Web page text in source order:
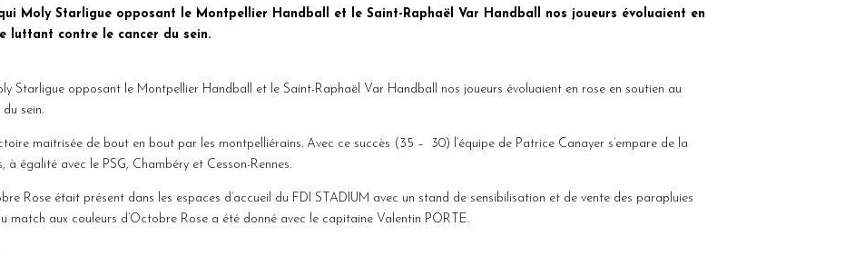
Moly Starligue opposant le Montpellier Handball et le Saint-Raphaël Var Handball nos joueurs évoluaient en
luttant contre le cancer du sein.
Starligue opposant le Montpellier Handball et le Saint-Raphaël Var Handball nos joueurs évoluaient en rose en soutien au
sein.
maitrisée de bout en bout par les montpelliérains. Avec ce succès (35 – 30) l’équipe de Patrice Canayer s’empare de la
égalité avec le PSG, Chambéry et Cesson-Rennes.
Rose était présent dans les espaces d’accueil du FDI STADIUM avec un stand de sensibilisation et de vente des parapluies
match aux couleurs d’Octobre Rose a été donné avec le capitaine Valentin PORTE.